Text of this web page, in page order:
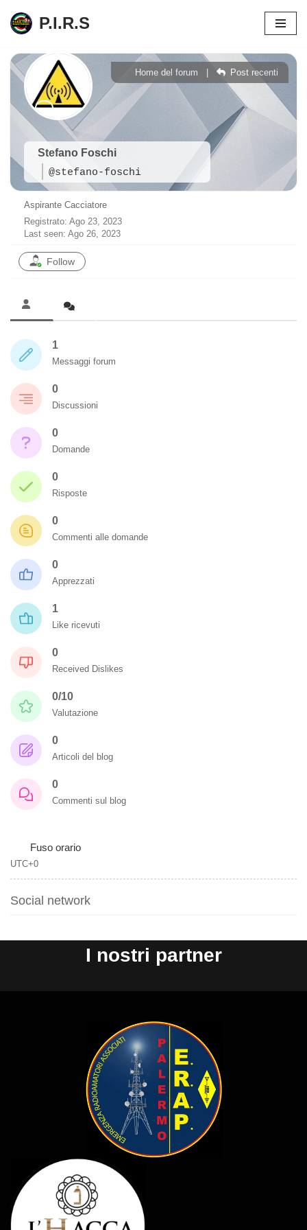
Vai
al
contenuto
P.I.R.S
Stefano Foschi
@stefano-foschi
Home del forum Post recenti
Aspirante Cacciatore
Registrato: Ago 23, 2023
Last seen: Ago 26, 2023
Follow
1
Messaggi forum
0
Discussioni
0
Domande
0
Risposte
0
Commenti alle domande
0
Apprezzati
1
Like ricevuti
0
Received Dislikes
0/10
Valutazione
0
Articoli del blog
0
Commenti sul blog
Fuso orario
UTC+0
Social network
I nostri partner